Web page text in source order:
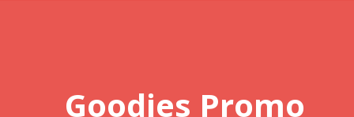
Goodies Promo